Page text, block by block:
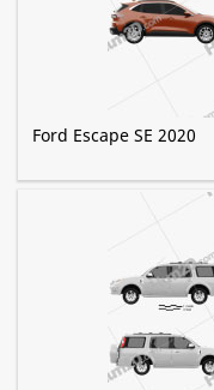
Ford Escape SE 2020